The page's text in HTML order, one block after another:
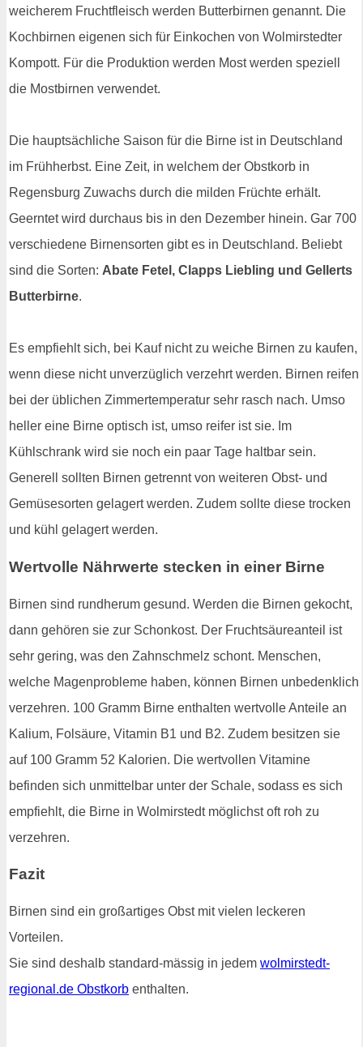
weicherem Fruchtfleisch werden Butterbirnen genannt. Die
Kochbirnen eigenen sich für Einkochen von Wolmirstedter
Kompott. Für die Produktion werden Most werden speziell
die Mostbirnen verwendet.
Die hauptsächliche Saison für die Birne ist in Deutschland
im Frühherbst. Eine Zeit, in welchem der Obstkorb in
Regensburg Zuwachs durch die milden Früchte erhält.
Geerntet wird durchaus bis in den Dezember hinein. Gar 700
verschiedene Birnensorten gibt es in Deutschland. Beliebt
sind die Sorten: Abate Fetel, Clapps Liebling und Gellerts
Butterbirne.
Es empfiehlt sich, bei Kauf nicht zu weiche Birnen zu kaufen,
wenn diese nicht unverzüglich verzehrt werden. Birnen reifen
bei der üblichen Zimmertemperatur sehr rasch nach. Umso
heller eine Birne optisch ist, umso reifer ist sie. Im
Kühlschrank wird sie noch ein paar Tage haltbar sein.
Generell sollten Birnen getrennt von weiteren Obst- und
Gemüsesorten gelagert werden. Zudem sollte diese trocken
und kühl gelagert werden.
Wertvolle Nährwerte stecken in einer Birne
Birnen sind rundherum gesund. Werden die Birnen gekocht,
dann gehören sie zur Schonkost. Der Fruchtsäureanteil ist
sehr gering, was den Zahnschmelz schont. Menschen,
welche Magenprobleme haben, können Birnen unbedenklich
verzehren. 100 Gramm Birne enthalten wertvolle Anteile an
Kalium, Folsäure, Vitamin B1 und B2. Zudem besitzen sie
auf 100 Gramm 52 Kalorien. Die wertvollen Vitamine
befinden sich unmittelbar unter der Schale, sodass es sich
empfiehlt, die Birne in Wolmirstedt möglichst oft roh zu
verzehren.
Fazit
Birnen sind ein großartiges Obst mit vielen leckeren
Vorteilen.
Sie sind deshalb standard-mässig in jedem wolmirstedt-
regional.de Obstkorb enthalten.